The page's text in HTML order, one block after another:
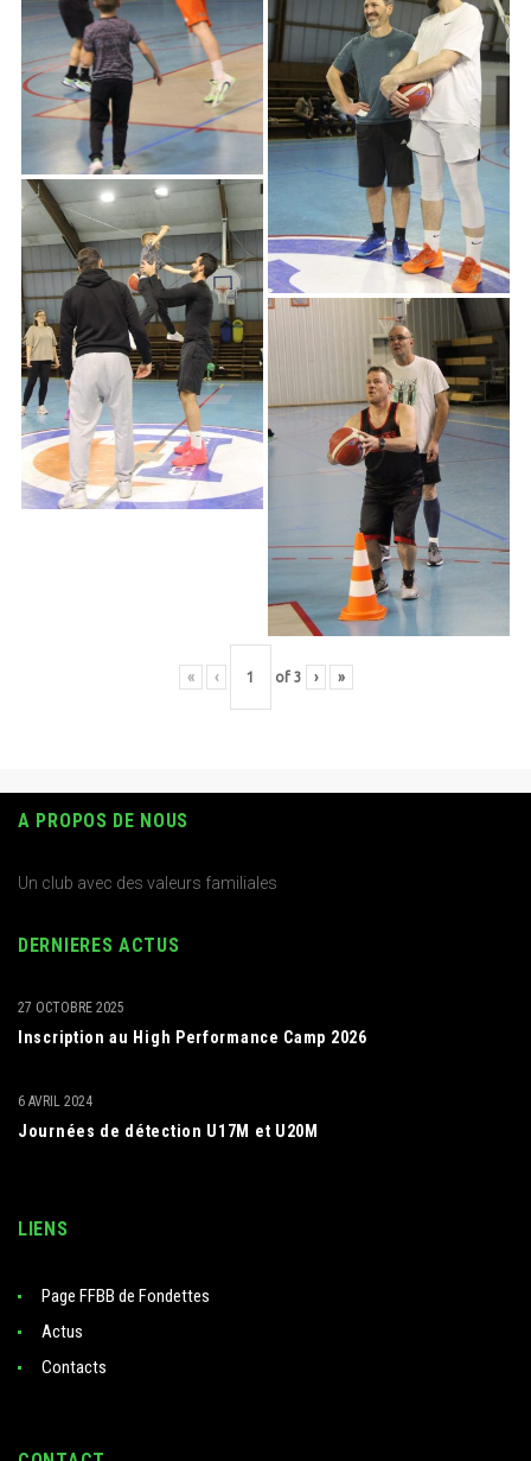
« ‹ of 3 › »
A PROPOS DE NOUS
Un club avec des valeurs familiales
DERNIERES ACTUS
Inscription au High Performance Camp 2026
27 OCTOBRE 2025
Journées de détection U17M et U20M
6 AVRIL 2024
LIENS
Page FFBB de Fondettes
Actus
Contacts